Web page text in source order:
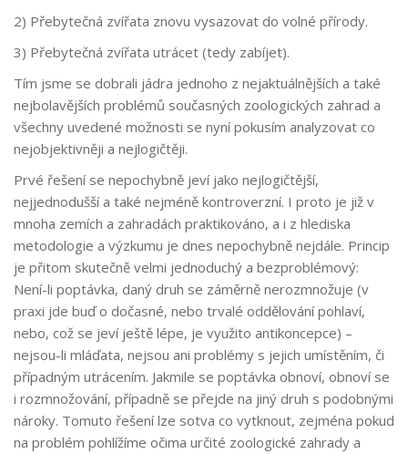
2) Přebytečná zvířata znovu vysazovat do volné přírody.
3) Přebytečná zvířata utrácet (tedy zabíjet).
Tím jsme se dobrali jádra jednoho z nejaktuálnějších a také
nejbolavějších problémů současných zoologických zahrad a
všechny uvedené možnosti se nyní pokusím analyzovat co
nejobjektivněji a nejlogičtěji.
Prvé řešení se nepochybně jeví jako nejlogičtější,
nejjednodušší a také nejméně kontroverzní. I proto je již v
mnoha zemích a zahradách praktikováno, a i z hlediska
metodologie a výzkumu je dnes nepochybně nejdále. Princip
je přitom skutečně velmi jednoduchý a bezproblémový:
Není-li poptávka, daný druh se záměrně nerozmnožuje (v
praxi jde buď o dočasné, nebo trvalé oddělování pohlaví,
nebo, což se jeví ještě lépe, je využito antikoncepce) –
nejsou-li mláďata, nejsou ani problémy s jejich umístěním, či
případným utrácením. Jakmile se poptávka obnoví, obnoví se
i rozmnožování, případně se přejde na jiný druh s podobnými
nároky. Tomuto řešení lze sotva co vytknout, zejména pokud
na problém pohlížíme očima určité zoologické zahrady a